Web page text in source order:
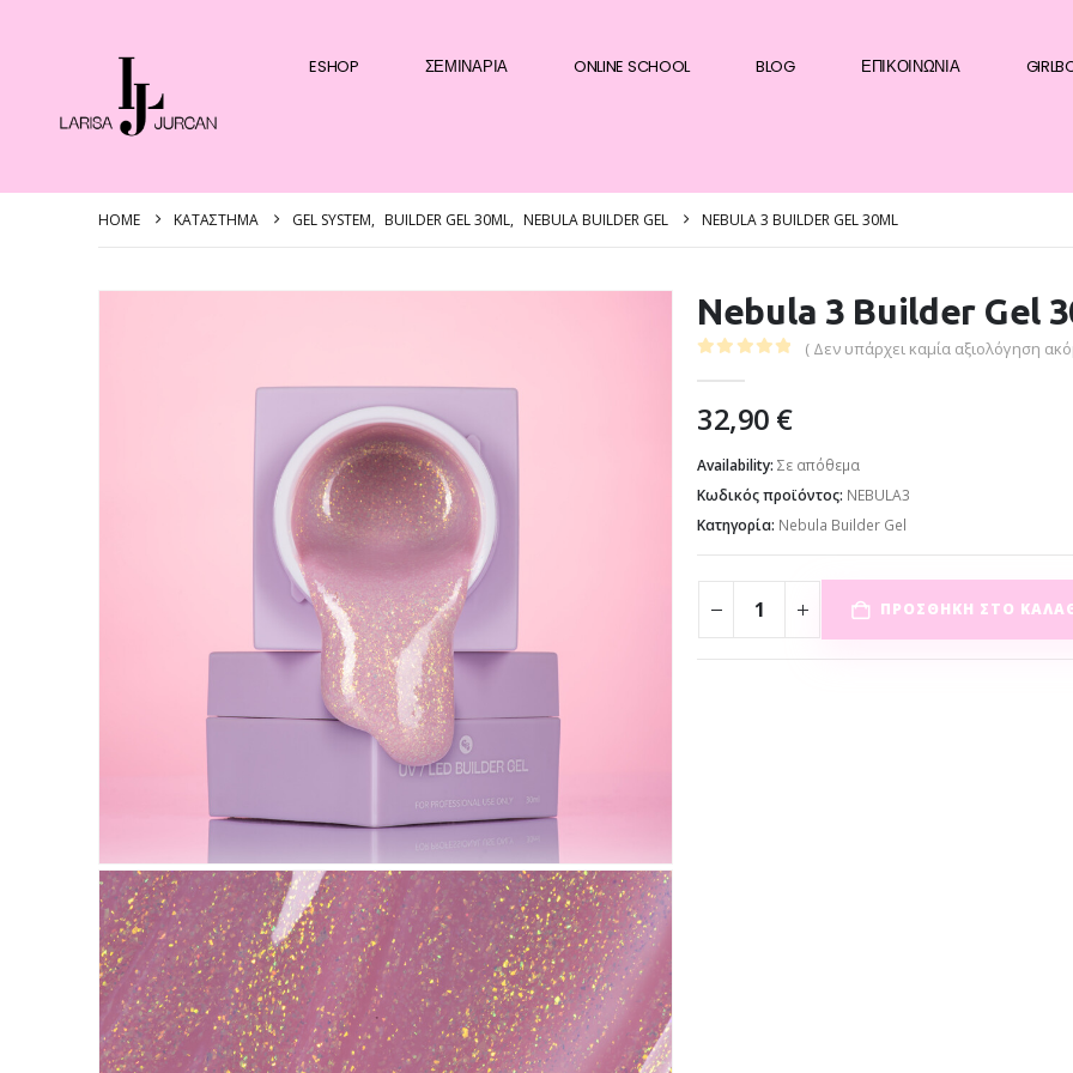
ESHOP ΣΕΜΙΝΆΡΙΑ ONLINE SCHOOL BLOG ΕΠΙΚΟΙΝΩΝΊΑ
HOME ΚΑΤΆΣΤΗΜΑ GEL SYSTEM, BUILDER GEL 30ML, NEBULA BUILDER GEL NEBULA 3 BUILDER GEL 30ML
Nebula 3 Builder Gel
( Δεν υπάρχει καμία αξιολόγηση
32,90 €
Availability: Σε απόθεμα
Κωδικός προϊόντος: NEBULA3
Κατηγορία: Nebula Builder Gel
ΠΡΟΣΘΉΚΗ ΣΤΟ